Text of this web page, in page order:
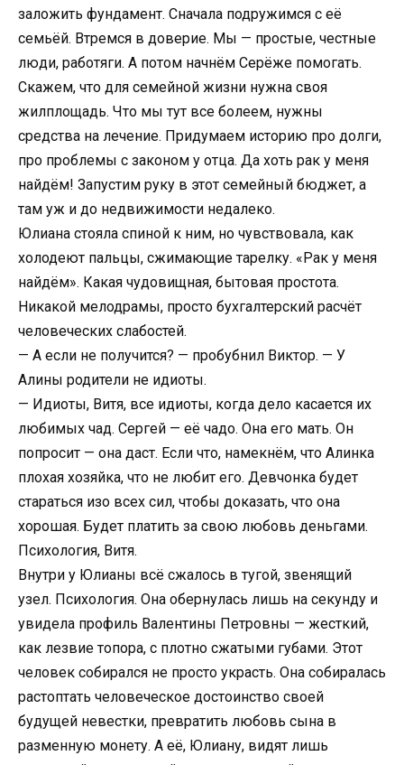
заложить фундамент. Сначала подружимся с её
семьёй. Втремся в доверие. Мы — простые, честные
люди, работяги. А потом начнём Серёже помогать.
Скажем, что для семейной жизни нужна своя
жилплощадь. Что мы тут все болеем, нужны
средства на лечение. Придумаем историю про долги,
про проблемы с законом у отца. Да хоть рак у меня
найдём! Запустим руку в этот семейный бюджет, а
там уж и до недвижимости недалеко.
Юлиана стояла спиной к ним, но чувствовала, как
холодеют пальцы, сжимающие тарелку. «Рак у меня
найдём». Какая чудовищная, бытовая простота.
Никакой мелодрамы, просто бухгалтерский расчёт
человеческих слабостей.
— А если не получится? — пробубнил Виктор. — У
Алины родители не идиоты.
— Идиоты, Витя, все идиоты, когда дело касается их
любимых чад. Сергей — её чадо. Она его мать. Он
попросит — она даст. Если что, намекнём, что Алинка
плохая хозяйка, что не любит его. Девчонка будет
стараться изо всех сил, чтобы доказать, что она
хорошая. Будет платить за свою любовь деньгами.
Психология, Витя.
Внутри у Юлианы всё сжалось в тугой, звенящий
узел. Психология. Она обернулась лишь на секунду и
увидела профиль Валентины Петровны — жесткий,
как лезвие топора, с плотно сжатыми губами. Этот
человек собирался не просто украсть. Она собиралась
растоптать человеческое достоинство своей
будущей невестки, превратить любовь сына в
разменную монету. А её, Юлиану, видят лишь